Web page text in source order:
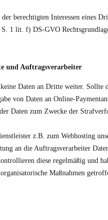
berechtigten Interessen eines
1 lit. f) DS-GVO
und Auftragsverarbeiter
Daten an Dritte weiter. Sollte
von Daten an Online-
Daten zum Zwecke der
z.B. zum Webhosting
an die Auftragsverarbeiter
diese regelmäßig und
Maßnahmen